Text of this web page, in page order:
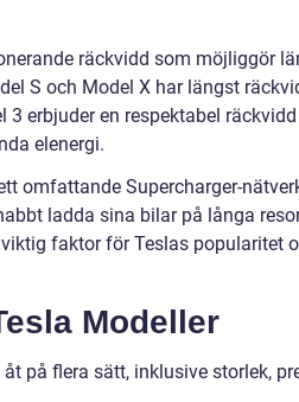
räckvidd som möjliggör
S och Model X har längst
3 erbjuder en respektabel
elenergi.
omfattande Supercharger-
ladda sina bilar på långa
faktor för Teslas popularitet
Modeller
på flera sätt, inklusive storlek,